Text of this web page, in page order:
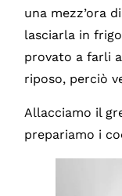
una mezz’ora
lasciarla in
provato a farli
riposo, perciò
Allacciamo il
prepariamo i